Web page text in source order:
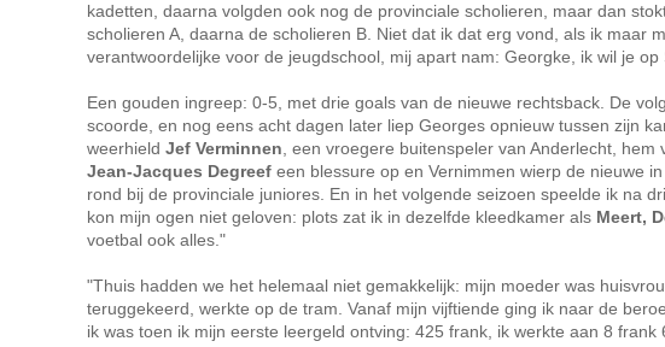
kadetten, daarna volgden ook nog de provinciale scholieren, maar dan
scholieren A, daarna de scholieren B. Niet dat ik dat erg vond, als ik maar
verantwoordelijke voor de jeugdschool, mij apart nam: Georgke, ik wil je
Een gouden ingreep: 0-5, met drie goals van de nieuwe rechtsback. De
scoorde, en nog eens acht dagen later liep Georges opnieuw tussen zijn
weerhield Jef Verminnen , een vroegere buitenspeler van Anderlecht,
Jean-Jacques Degreef een blessure op en Vernimmen wierp de nieuwe
rond bij de provinciale juniores. En in het volgende seizoen speelde ik na
kon mijn ogen niet geloven: plots zat ik in dezelfde kleedkamer als Meert,
voetbal ook alles."
"Thuis hadden we het helemaal niet gemakkelijk: mijn moeder was
teruggekeerd, werkte op de tram. Vanaf mijn vijftiende ging ik naar de
ik was toen ik mijn eerste leergeld ontving: 425 frank, ik werkte aan 8